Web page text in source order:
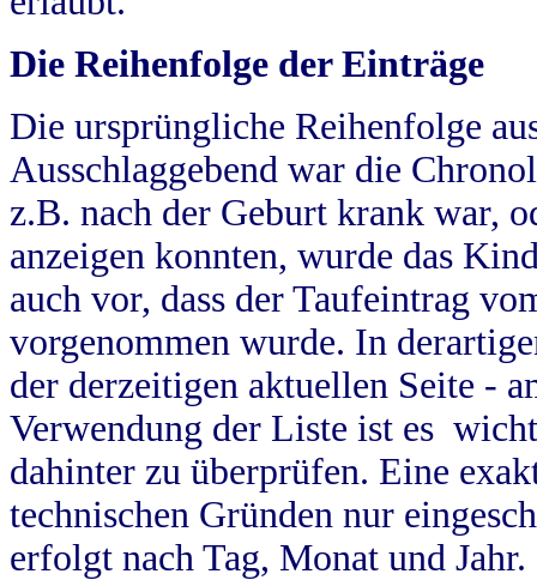
Die Reihenfolge der Einträge
Die ursprüngliche Reihenfolge
Ausschlaggebend war die
z.B. nach der Geburt krank war,
anzeigen konnten, wurde das
auch vor, dass der Taufeintrag
vorgenommen wurde. In
der derzeitigen aktuellen Seite -
Verwendung der Liste ist es
dahinter zu überprüfen. Eine
technischen Gründen nur
erfolgt nach Tag, Monat und Jahr.